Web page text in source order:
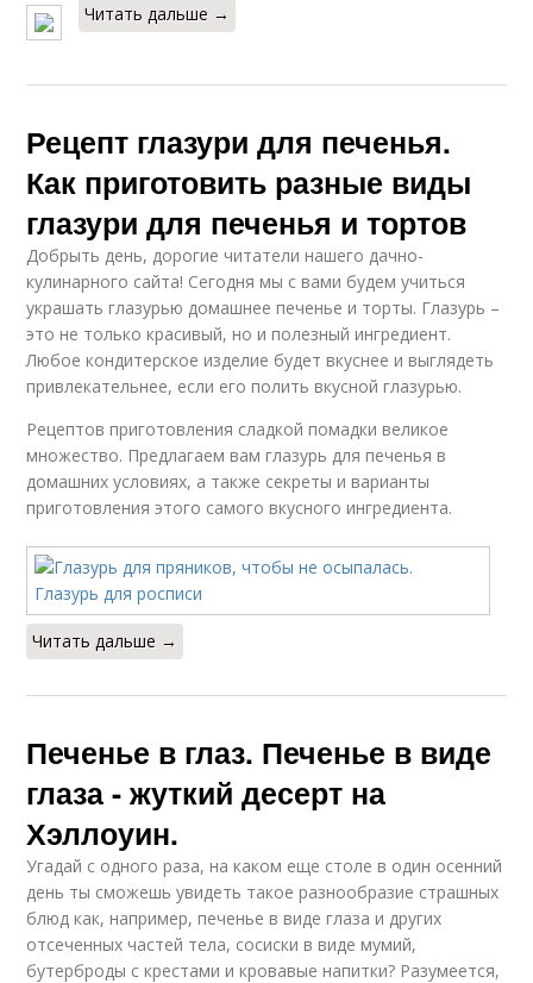
Читать дальше →
Рецепт глазури для печенья.
Как приготовить разные виды
глазури для печенья и тортов
Добрыть день, дорогие читатели нашего дачно-
кулинарного сайта! Сегодня мы с вами будем учиться
украшать глазурью домашнее печенье и торты. Глазурь –
это не только красивый, но и полезный ингредиент.
Любое кондитерское изделие будет вкуснее и выглядеть
привлекательнее, если его полить вкусной глазурью.
Рецептов приготовления сладкой помадки великое
множество. Предлагаем вам глазурь для печенья в
домашних условиях, а также секреты и варианты
приготовления этого самого вкусного ингредиента.
Читать дальше →
Печенье в глаз. Печенье в виде
глаза - жуткий десерт на
Хэллоуин.
Угадай с одного раза, на каком еще столе в один осенний
день ты сможешь увидеть такое разнообразие страшных
блюд как, например, печенье в виде глаза и других
отсеченных частей тела, сосиски в виде мумий,
бутерброды с крестами и кровавые напитки? Разумеется,